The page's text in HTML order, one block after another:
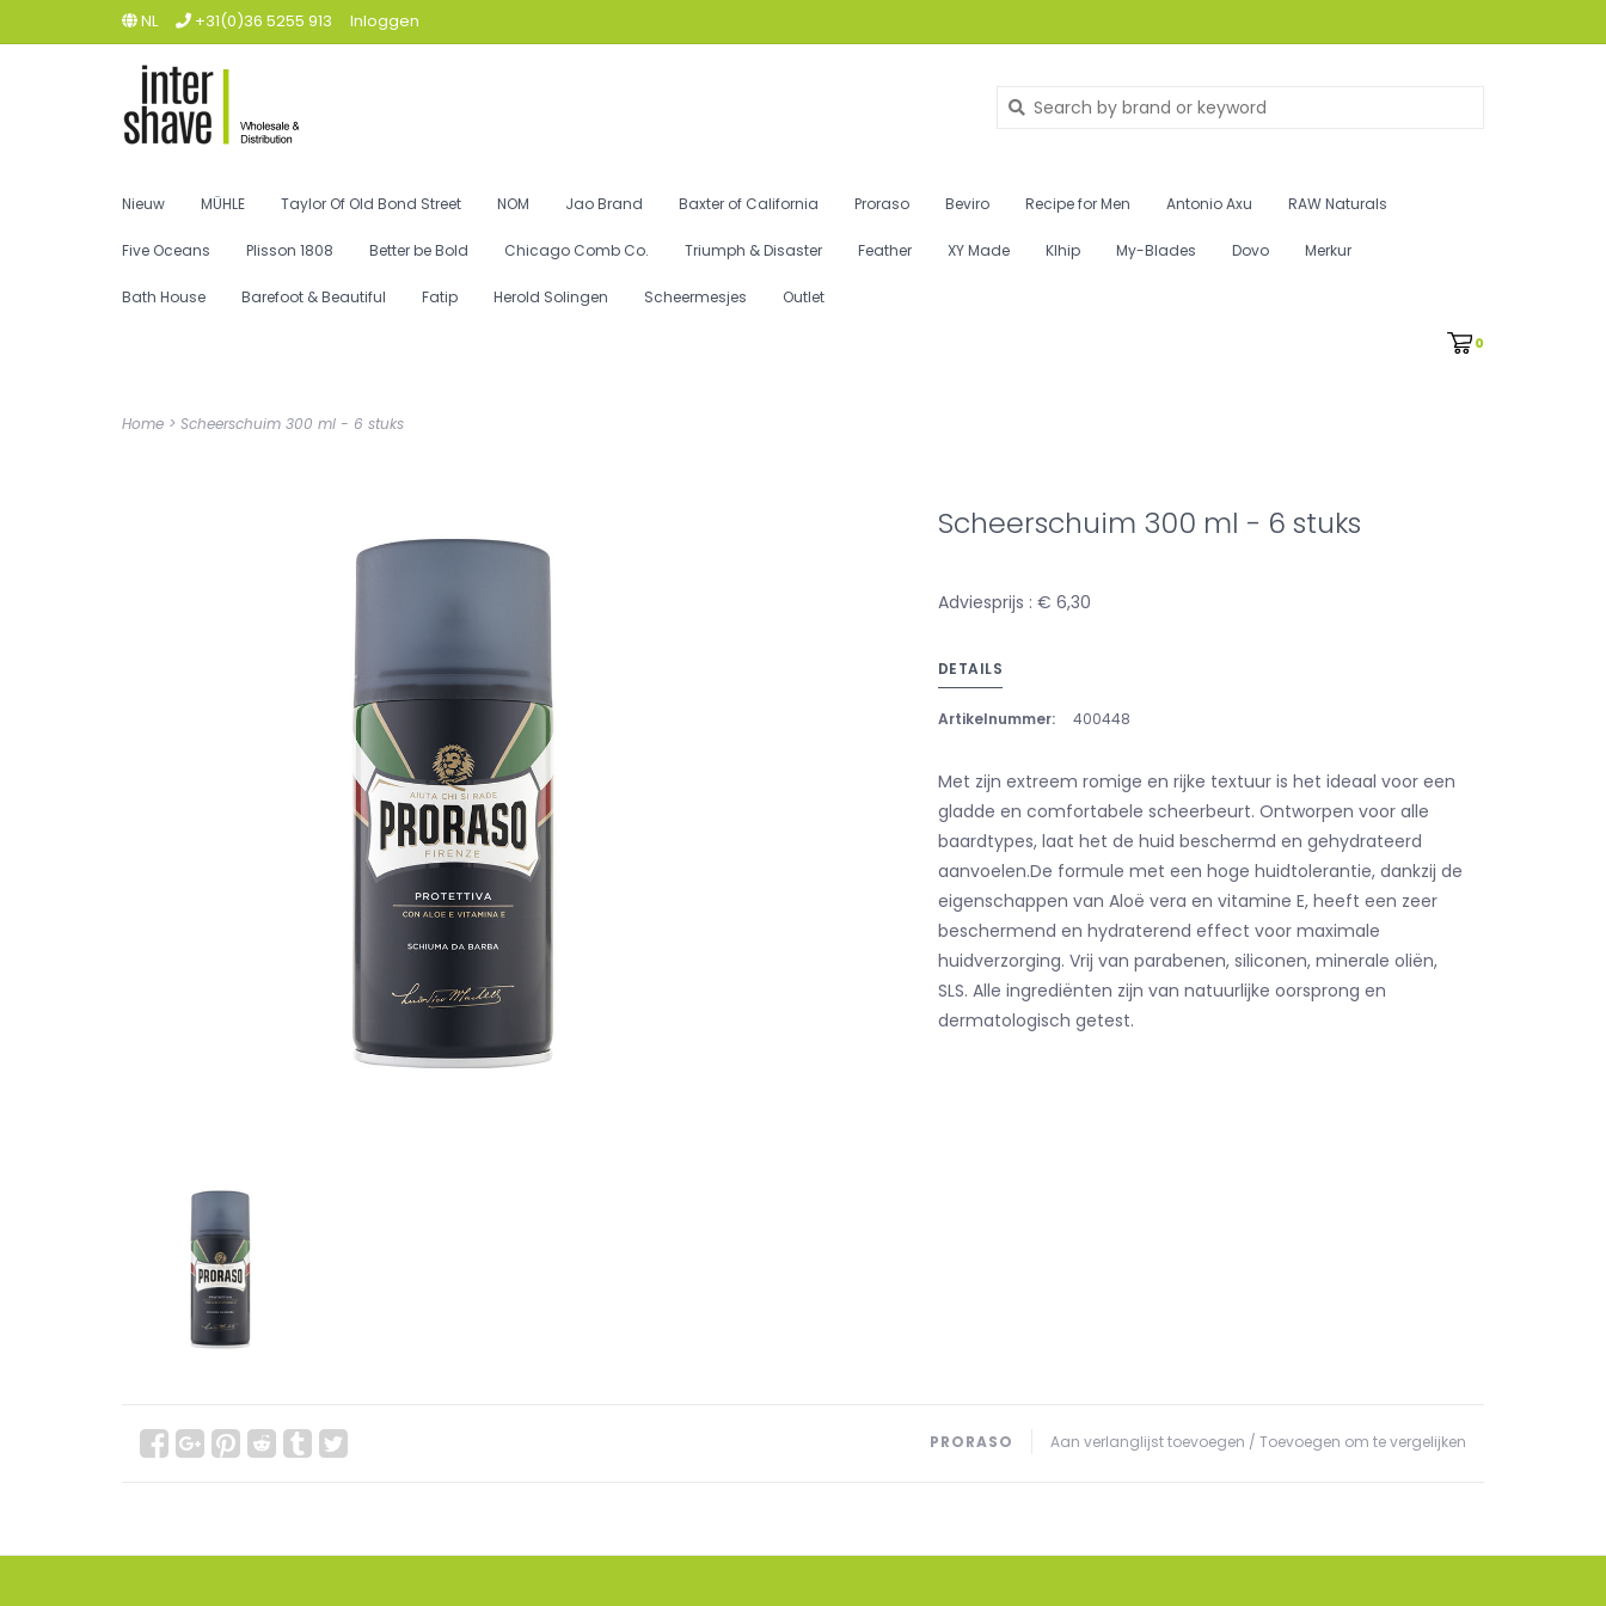
NL +31(0)36 5255 913 Inloggen
Nieuw MÜHLE Taylor Of Old Bond Street NOM Jao Brand Baxter of California Proraso Beviro Recipe for Men Antonio Axu RAW Naturals
Five Oceans Plisson 1808 Better be Bold Chicago Comb Co. Triumph & Disaster Feather XY Made Klhip My-Blades Dovo Merkur
Bath House Barefoot & Beautiful Fatip Herold Solingen Scheermesjes Outlet
0
Home > Scheerschuim 300 ml - 6 stuks
Scheerschuim 300 ml - 6 stuks
Adviesprijs : € 6,30
DETAILS
Artikelnummer: 400448
Met zijn extreem romige en rijke textuur is het ideaal voor een
gladde en comfortabele scheerbeurt. Ontworpen voor alle
baardtypes, laat het de huid beschermd en gehydrateerd
aanvoelen.De formule met een hoge huidtolerantie, dankzij de
eigenschappen van Aloë vera en vitamine E, heeft een zeer
beschermend en hydraterend effect voor maximale
huidverzorging. Vrij van parabenen, siliconen, minerale oliën,
SLS. Alle ingrediënten zijn van natuurlijke oorsprong en
dermatologisch getest.
Aan verlanglijst toevoegen / Toevoegen om te vergelijken
PRORASO